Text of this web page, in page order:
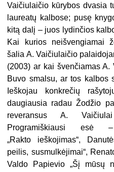
Vaičiulaičio kūrybos dvasia
laureatų kalbose; pusę
kitą dalį – juos lydinčios
Kai kurios neišvengiamai
šalia A. Vaičiulaičio
(2003) ar kai švenčiamas A.
Buvo smalsu, ar tos kalbos
Ieškojau konkrečių
daugiausia radau Žodžio
reveransus A.
Programiškiausi esė
„Rakto ieškojimas“,
peilis, susmulkėjimai“,
Valdo Papievio „Šį mūsų